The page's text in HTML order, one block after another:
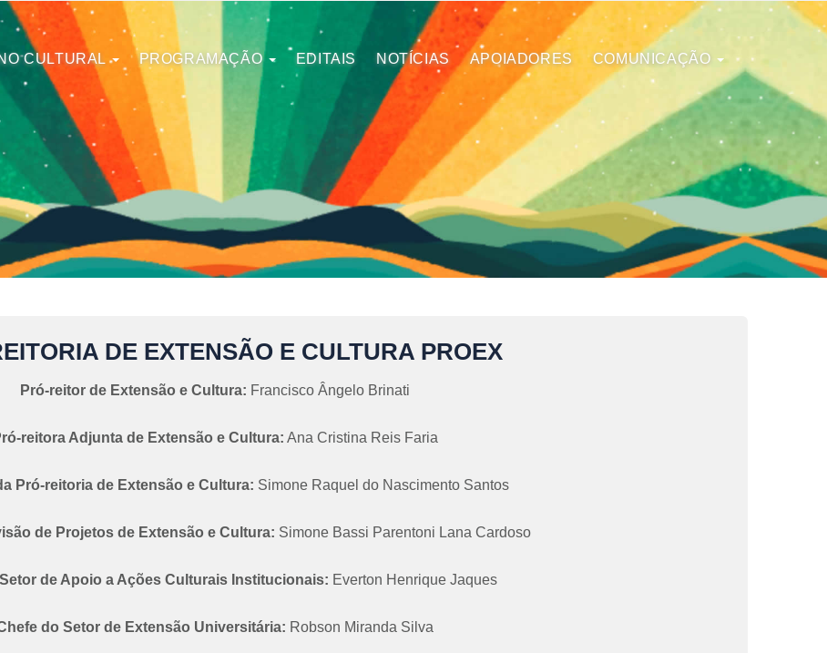
CULTURAL PROGRAMAÇÃO EDITAIS NOTÍCIAS APOIADORES COMUNICAÇÃO
DE EXTENSÃO E CULTURA PROEX
Pró-reitor de Extensão e Cultura: Francisco Ângelo Brinati
reitora Adjunta de Extensão e Cultura: Ana Cristina Reis Faria
Pró-reitoria de Extensão e Cultura: Simone Raquel do Nascimento Santos
de Projetos de Extensão e Cultura: Simone Bassi Parentoni Lana Cardoso
de Apoio a Ações Culturais Institucionais: Everton Henrique Jaques
do Setor de Extensão Universitária: Robson Miranda Silva